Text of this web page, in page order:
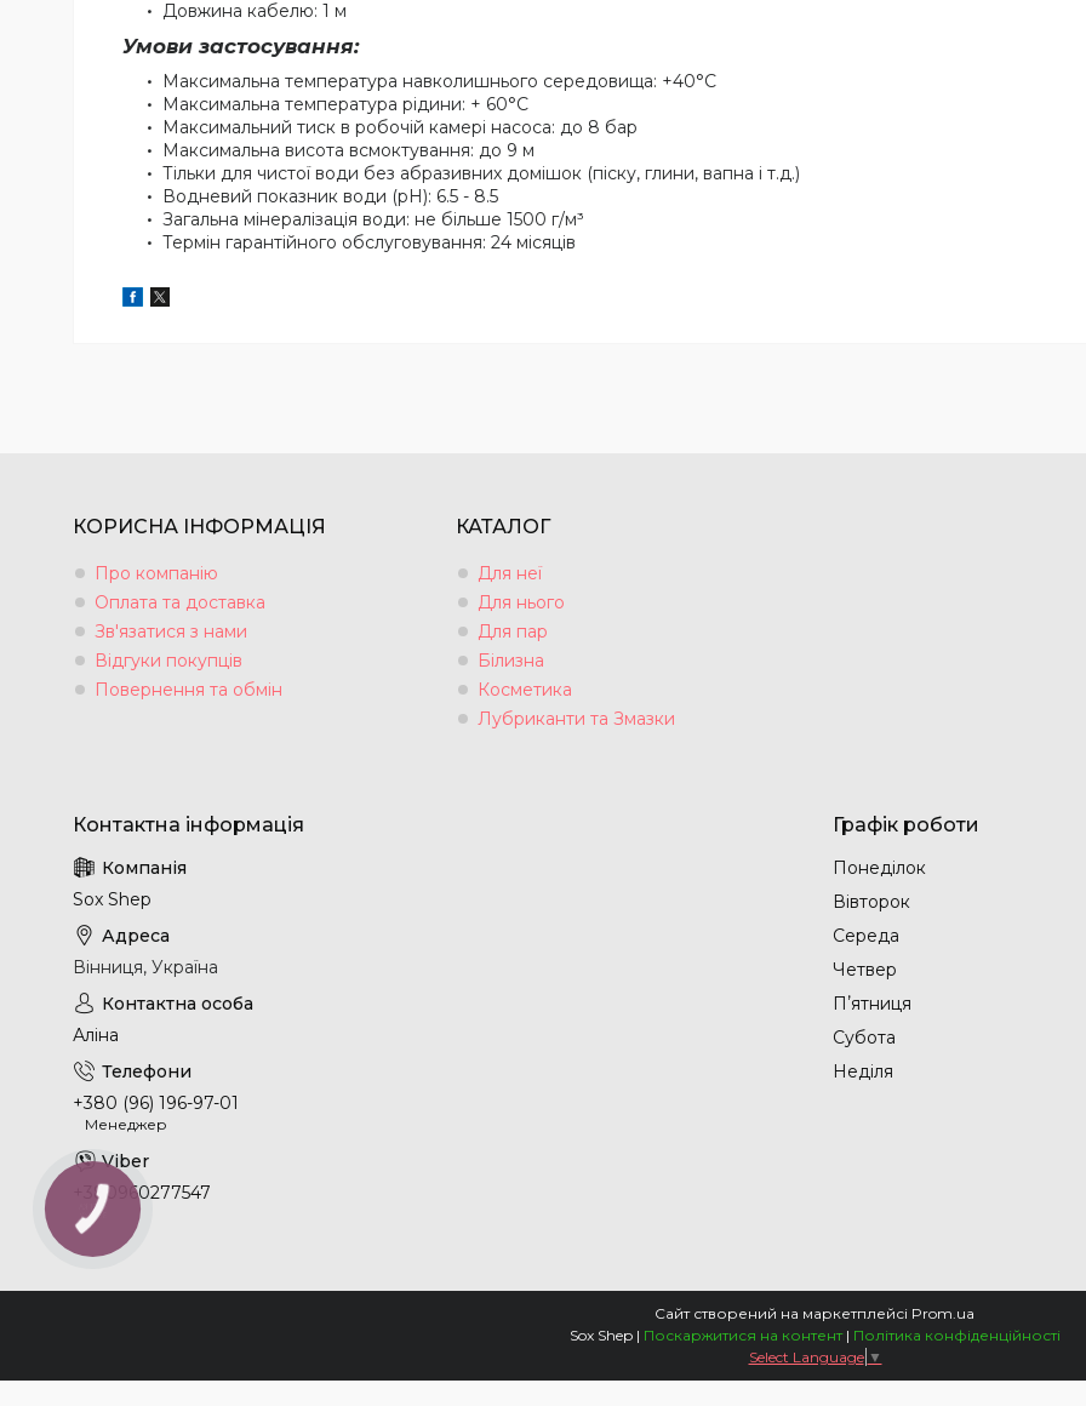
Довжина кабелю: 1 м
Умови застосування:
Максимальна температура навколишнього середовища: +40°C
Максимальна температура рідини: + 60°C
Максимальний тиск в робочій камері насоса: до 8 бар
Максимальна висота всмоктування: до 9 м
Тільки для чистої води без абразивних домішок (піску, глини, вапна і т.д.)
Водневий показник води (pH): 6.5 - 8.5
Загальна мінералізація води: не більше 1500 г/м³
Термін гарантійного обслуговування: 24 місяців
КОРИСНА ІНФОРМАЦІЯ
Про компанію
Оплата та доставка
Зв'язатися з нами
Відгуки покупців
Повернення та обмін
КАТАЛОГ
Для неї
Для нього
Для пар
Білизна
Косметика
Лубриканти та Змазки
Sox Shep
Вінниця, Україна
Аліна
+380 (96) 196-97-01
Менеджер
+380960277547
Графік роботи
Понеділок
Вівторок
Середа
Четвер
Пʼятниця
Субота
Неділя
Сайт створений на маркетплейсі Prom.ua
Sox Shep | Поскаржитися на контент | Політика конфіденційності
Select Language ▼